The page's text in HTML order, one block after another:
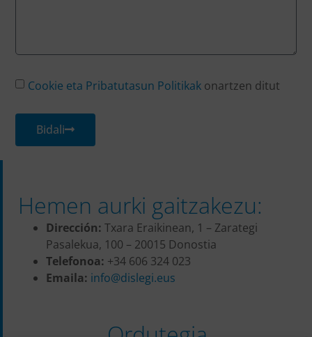
Cookie eta Pribatutasun Politikak onartzen ditut
Bidali
Hemen aurki gaitzakezu:
Dirección: Txara Eraikinean, 1 – Zarategi
Pasalekua, 100 – 20015 Donostia
Telefonoa: +34 606 324 023
Emaila: info@dislegi.eus